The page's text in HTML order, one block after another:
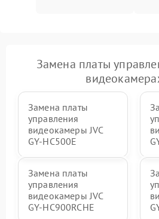
Замена платы
Замена платы
управления
видеокамеры JVC
GY-HС500E
Замена платы
управления
видеокамеры JVC
GY-HС900RCHE